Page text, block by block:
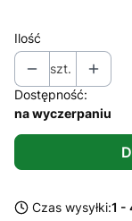
Ilość
szt.
Dostępność:
na wyczerpaniu
Czas wysyłki:1 -